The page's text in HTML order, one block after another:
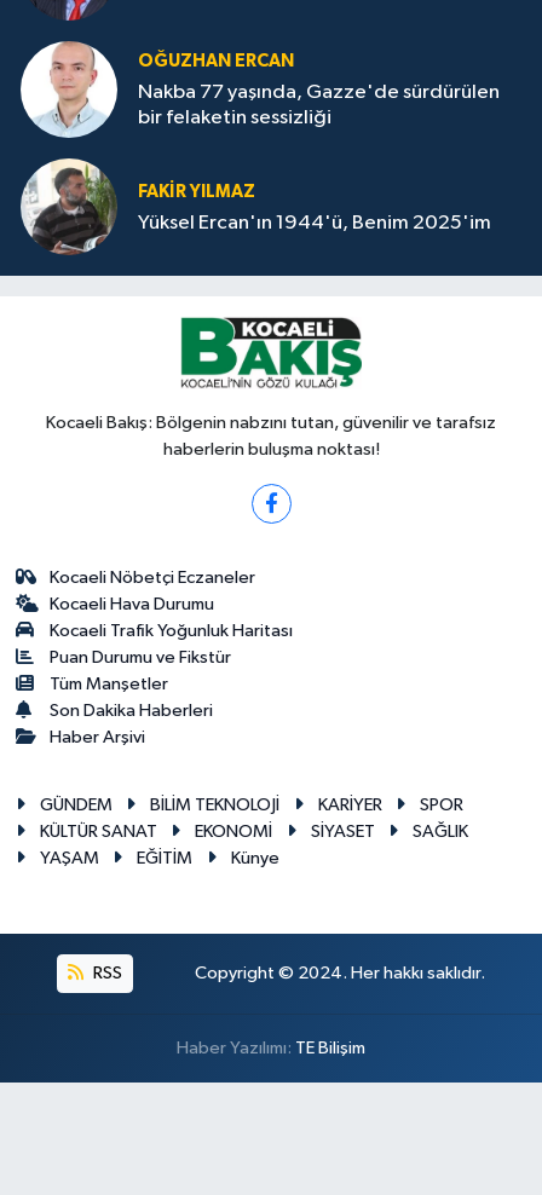
OĞUZHAN ERCAN
Nakba 77 yaşında, Gazze'de sürdürülen
bir felaketin sessizliği
FAKİR YILMAZ
Yüksel Ercan'ın 1944'ü, Benim 2025'im
Kocaeli Bakış: Bölgenin nabzını tutan, güvenilir ve tarafsız
haberlerin buluşma noktası!
Kocaeli Nöbetçi Eczaneler
Kocaeli Hava Durumu
Kocaeli Trafik Yoğunluk Haritası
Puan Durumu ve Fikstür
Tüm Manşetler
Son Dakika Haberleri
Haber Arşivi
GÜNDEM BİLİM TEKNOLOJİ KARİYER
SPOR
KÜLTÜR SANAT
EKONOMİ SİYASET
SAĞLIK
YAŞAM
EĞİTİM Künye
RSS Copyright © 2024. Her hakkı saklıdır.
Haber Yazılımı: TE Bilişim